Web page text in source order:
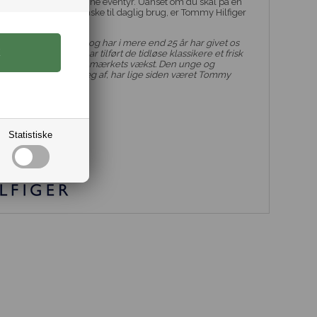
Statistiske
og trendy taske til daglig brug, er Tommy Hilfiger
førende designere og har i mere end 25 år har givet os
Hans designs har tilført de tidløse klassikere et frisk
dannet grundlag for mærkets vækst. Den unge og
kollektion bar præg af, har lige siden været Tommy